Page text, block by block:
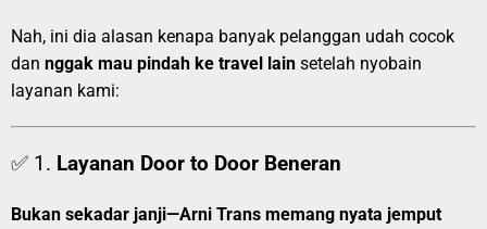
Nah, ini dia alasan kenapa banyak pelanggan udah cocok
dan nggak mau pindah ke travel lain setelah nyobain
layanan kami:
✅ 1. Layanan Door to Door Beneran
Bukan sekadar janji—Arni Trans memang nyata jemput